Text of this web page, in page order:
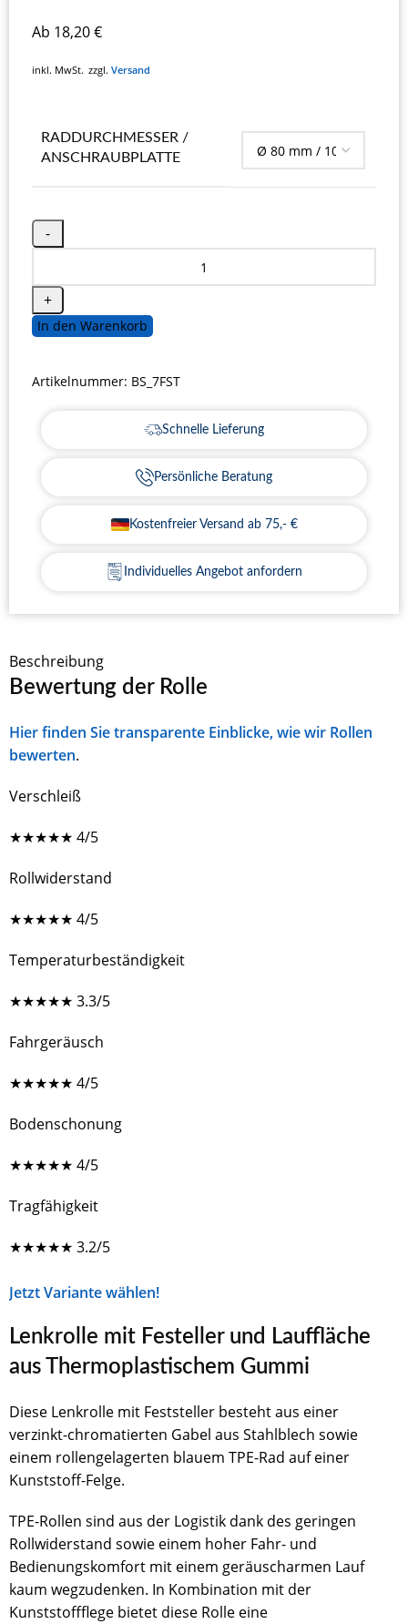
Ab 18,20€
inkl. MwSt. zzgl. Versand
RADDURCHMESSER /
ANSCHRAUBPLATTE
In den Warenkorb
Artikelnummer: BS_7FST
Schnelle Lieferung
Persönliche Beratung
Kostenfreier Versand ab 75,- €
Individuelles Angebot anfordern
Beschreibung
Bewertung der Rolle
Hier finden Sie transparente Einblicke, wie wir Rollen
bewerten.
Verschleiß
★★★★★ 4/5
Rollwiderstand
★★★★★ 4/5
Temperaturbeständigkeit
★★★★★ 3.3/5
Fahrgeräusch
★★★★★ 4/5
Bodenschonung
★★★★★ 4/5
Tragfähigkeit
★★★★★ 3.2/5
Jetzt Variante wählen!
Lenkrolle mit Festeller und Lauffläche
aus Thermoplastischem Gummi
Diese Lenkrolle mit Feststeller besteht aus einer
verzinkt-chromatierten Gabel aus Stahlblech sowie
einem rollengelagerten blauem TPE-Rad auf einer
Kunststoff-Felge.
TPE-Rollen sind aus der Logistik dank des geringen
Rollwiderstand sowie einem hoher Fahr- und
Bedienungskomfort mit einem geräuscharmen Lauf
kaum wegzudenken. In Kombination mit der
Kunststoffflege bietet diese Rolle eine